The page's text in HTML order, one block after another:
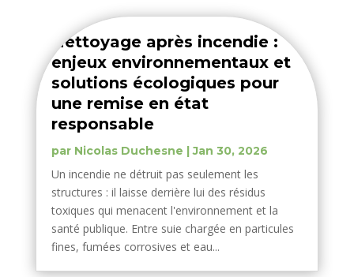
Nettoyage après incendie :
enjeux environnementaux et
solutions écologiques pour
une remise en état
responsable
par Nicolas Duchesne |Jan 30, 2026
Un incendie ne détruit pas seulement les
structures : il laisse derrière lui des résidus
toxiques qui menacent l'environnement et la
santé publique. Entre suie chargée en particules
fines, fumées corrosives et eau...